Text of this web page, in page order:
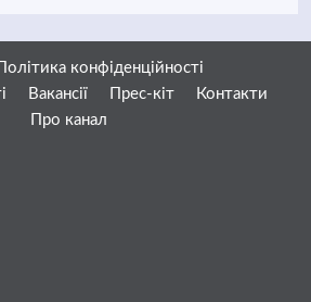
Політика конфіденційності
Вакансії Прес-кіт
Контакти
Про канал